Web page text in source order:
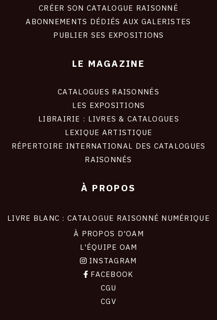
CRÉER SON CATALOGUE RAISONNÉ
ABONNEMENTS DÉDIÉS AUX GALERISTES
PUBLIER SES EXPOSITIONS
LE MAGAZINE
CATALOGUES RAISONNÉS
LES EXPOSITIONS
LIBRAIRIE : LIVRES & CATALOGUES
LEXIQUE ARTISTIQUE
RÉPERTOIRE INTERNATIONAL DES CATALOGUES
RAISONNÉS
À PROPOS
LIVRE BLANC : CATALOGUE RAISONNÉ NUMÉRIQUE
À PROPOS D'OAM
L'ÉQUIPE OAM
INSTAGRAM
FACEBOOK
CGU
CGV